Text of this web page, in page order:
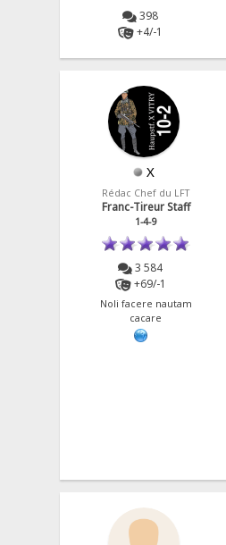
398
+4/-1
X
Rédac Chef du LFT
Franc-Tireur Staff
1-4-9
3 584
+69/-1
Noli facere nautam
cacare